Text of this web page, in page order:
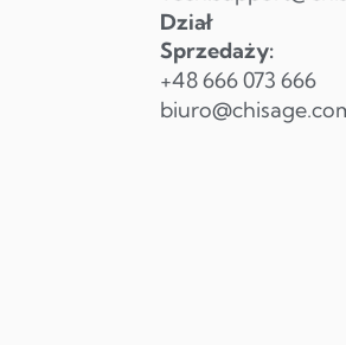
Dział
Sprzedaży:
+48 666 073 666